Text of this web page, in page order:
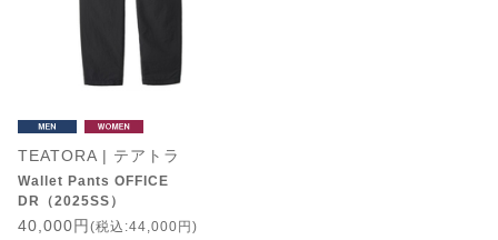
TEATORA | テアトラ
Wallet Pants OFFICE
DR（2025SS）
40,000円 (税込:44,000円)